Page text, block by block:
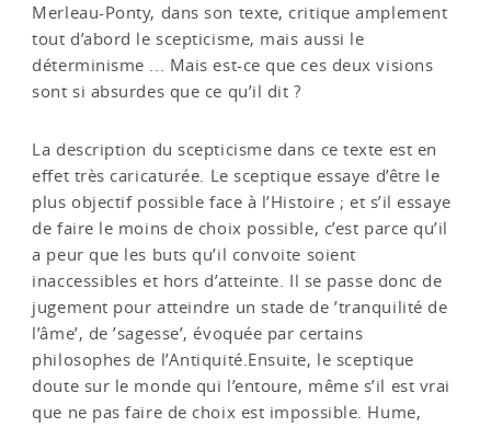
Merleau-Ponty, dans son texte, critique amplement
tout d’abord le scepticisme, mais aussi le
déterminisme ... Mais est-ce que ces deux visions
sont si absurdes que ce qu’il dit ?
La description du scepticisme dans ce texte est en
effet très caricaturée. Le sceptique essaye d’être le
plus objectif possible face à l’Histoire ; et s’il essaye
de faire le moins de choix possible, c’est parce qu’il
a peur que les buts qu’il convoite soient
inaccessibles et hors d’atteinte. Il se passe donc de
jugement pour atteindre un stade de ’tranquilité de
l’âme’, de ’sagesse’, évoquée par certains
philosophes de l’Antiquité.Ensuite, le sceptique
doute sur le monde qui l’entoure, même s’il est vrai
que ne pas faire de choix est impossible. Hume,